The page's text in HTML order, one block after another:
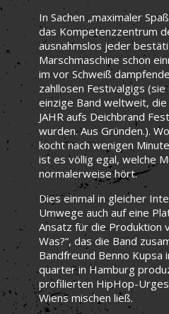
In Sachen „maximaler
das Kompetenzzentrum
ausnahmslos jeder
Marschmaschine schon
im vor Schweiß
zahllosen Festivalgigs
einzige Band weltweit, die
JAHR aufs Deichbrand
wurden. Aus Gründen.).
kocht nach wenigen
ist es völlig egal, welche
normalerweise hört.
Dies einmal in gleicher
Umwege auch auf eine
Ansatz für die Produktion
Was?“, das die Band
Bandfreund Benno Kupsa
quarter in Hamburg
profilierten HipHop-
Wiens mischen ließ.